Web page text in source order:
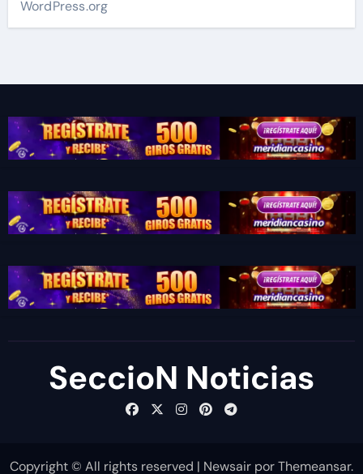
WordPress.org
SeccioN Noticias
Copyright © All rights reserved | Newsair porThemeansar.